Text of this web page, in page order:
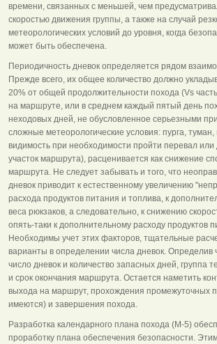
времени, связанных с меньшей, чем
скоростью движения группы, а также на случай
метеорологических условий до уровня, когда
может быть обеспечена.
Периодичность дневок определяется рядом
Прежде всего, их общее количество должно
20% от общей продолжительности похода (Vs
на маршруте, или в среднем каждый пятый день
неходовых дней, не обусловленное серьезными
сложные метеорологические условия: пурга,
видимость при необходимости пройти перевал или
участок маршрута), расценивается как снижение
маршрута. Не следует забывать и того, что
дневок приводит к естественному увеличению
расхода продуктов питания и топлива, к
веса рюкзаков, а следовательно, к снижению
опять-таки к дополнительному расходу продуктов
Необходимы учет этих факторов, тщательные
варианты в определении числа дневок. Определив
число дневок и количество запасных дней, группа
и срок окончания маршрута. Остается наметить
выхода на маршрут, прохождения промежуточных
имеются) и завершения похода.
Разработка календарного плана похода (М-5)
проработку плана обеспечения безопасности.